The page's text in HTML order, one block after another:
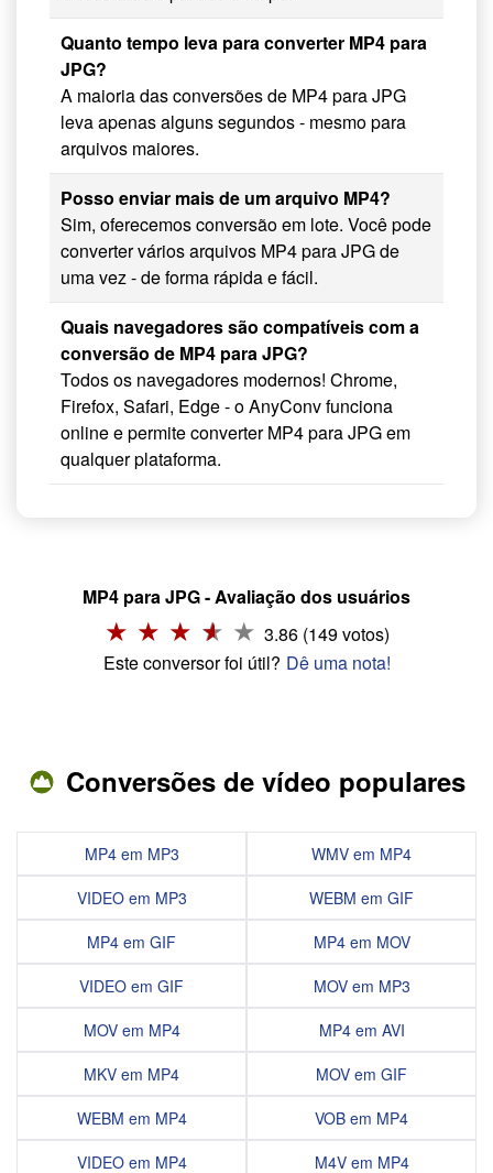
Quanto tempo leva para converter MP4 para
JPG?
A maioria das conversões de MP4 para JPG
leva apenas alguns segundos - mesmo para
arquivos maiores.
Posso enviar mais de um arquivo MP4?
Sim, oferecemos conversão em lote. Você pode
converter vários arquivos MP4 para JPG de
uma vez - de forma rápida e fácil.
Quais navegadores são compatíveis com a
conversão de MP4 para JPG?
Todos os navegadores modernos! Chrome,
Firefox, Safari, Edge - o AnyConv funciona
online e permite converter MP4 para JPG em
qualquer plataforma.
MP4 para JPG - Avaliação dos usuários
3.86 (149 votos)
Este conversor foi útil? Dê uma nota!
Conversões de vídeo populares
MP4 em MP3
VIDEO em MP3
MP4 em GIF
VIDEO em GIF
MOV em MP4
MKV em MP4
WEBM em MP4
VIDEO em MP4
WMV em MP4
WEBM em GIF
MP4 em MOV
MOV em MP3
MP4 em AVI
MOV em GIF
VOB em MP4
M4V em MP4